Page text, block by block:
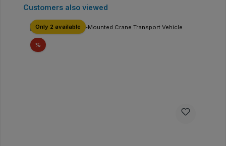
Skip product gallery
Customers also viewed
Only 2 available
%Discount